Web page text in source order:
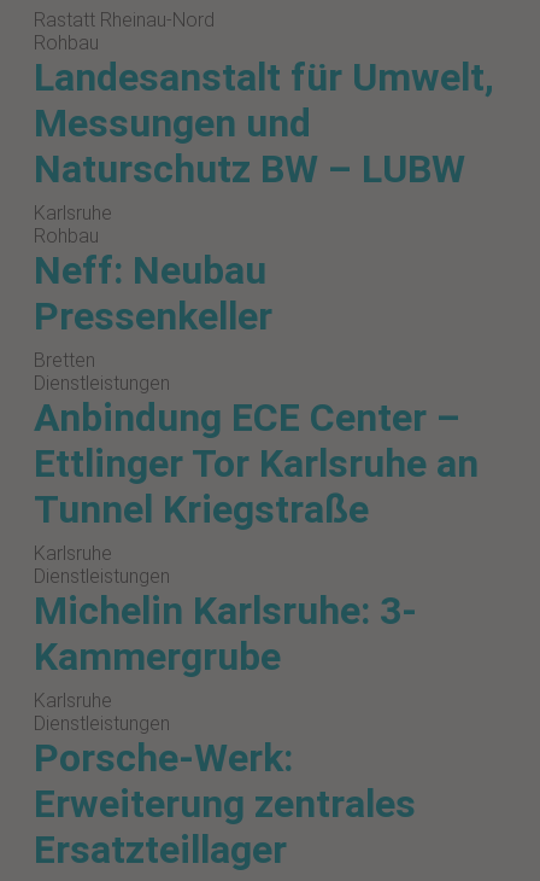
Rastatt Rheinau-Nord
Rohbau
Landesanstalt für Umwelt,
Messungen und
Naturschutz BW – LUBW
Karlsruhe
Rohbau
Neff: Neubau
Pressenkeller
Bretten
Dienstleistungen
Anbindung ECE Center –
Ettlinger Tor Karlsruhe an
Tunnel Kriegstraße
Karlsruhe
Dienstleistungen
Michelin Karlsruhe: 3-
Kammergrube
Karlsruhe
Dienstleistungen
Porsche-Werk:
Erweiterung zentrales
Ersatzteillager